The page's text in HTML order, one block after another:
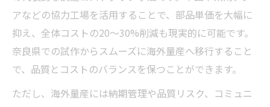
アなどの協力工場を活用することで、部品単価を大幅に
抑え、全体コストの20～30%削減も現実的に可能です。
奈良県での試作からスムーズに海外量産へ移行すること
で、品質とコストのバランスを保つことができます。
ただし、海外量産には納期管理や品質リスク、コミュニ